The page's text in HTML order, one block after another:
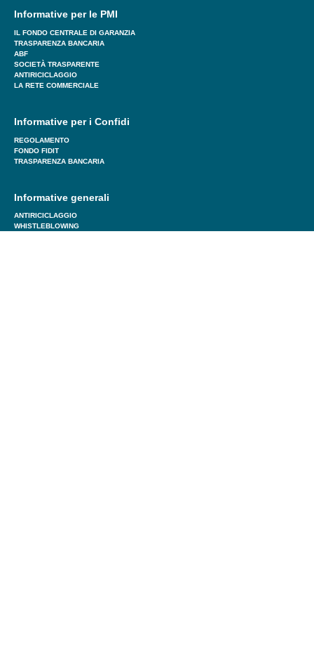
Informative per le PMI
IL FONDO CENTRALE DI GARANZIA
TRASPARENZA BANCARIA
ABF
SOCIETÀ TRASPARENTE
ANTIRICICLAGGIO
LA RETE COMMERCIALE
Informative per i Confidi
REGOLAMENTO
FONDO FIDIT
TRASPARENZA BANCARIA
Informative generali
ANTIRICICLAGGIO
WHISTLEBLOWING